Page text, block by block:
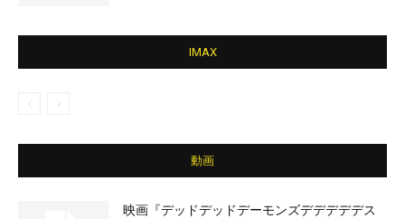
IMAX
動画
映画『デッドデッドデーモンズデデデデデス